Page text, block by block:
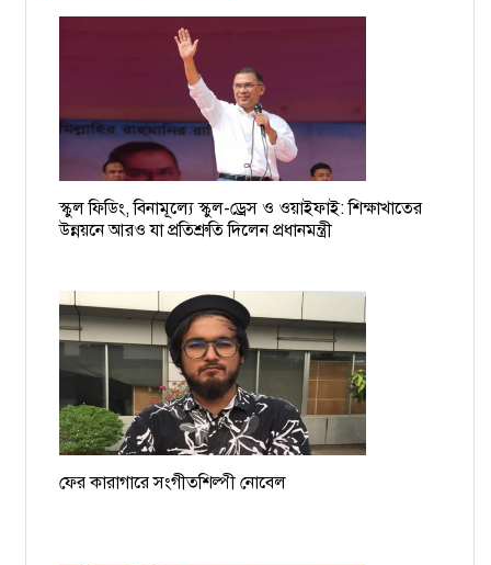
বিমানবন্দরে আটক বাধ্যতামূলক অবসরপ্রাপ্ত সচিব ইসমাইল
চাঁদাবাজের তালিকা হচ্ছে, দুই-তিনদিনের মধ্যে গ্রেপ্তার শুরু: ডিএমপি
১৯ বাংলাদেশি নাবিকের বিরুদ্ধে গ্রেপ্তারি পরোয়ানা
ময়মনসিংহের সমন্বয়ক আশিকুরকে হত্যার হুমকি, থানায় জিডি
স্কুল ফিডিং, বিনামূল্যে স্কুল-ড্রেস ও ওয়াইফাই: শিক্ষাখাতের
উন্নয়নে আরও যা প্রতিশ্রুতি দিলেন প্রধানমন্ত্রী
ফের কারাগারে সংগীতশিল্পী নোবেল